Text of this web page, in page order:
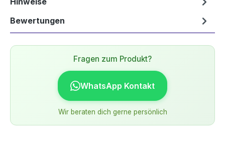
Bewertungen
Fragen zum Produkt?
WhatsApp Kontakt
Wir beraten dich gerne persönlich